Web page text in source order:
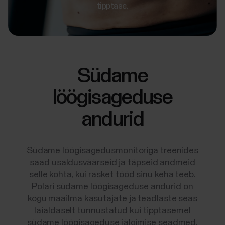
tipptase.
Südame
löögisageduse
andurid
Südame löögisagedusmonitoriga treenides
saad usaldusväärseid ja täpseid andmeid
selle kohta, kui rasket tööd sinu keha teeb.
Polari südame löögisageduse andurid on
kogu maailma kasutajate ja teadlaste seas
laialdaselt tunnustatud kui tipptasemel
südame löögisageduse jälgimise seadmed.